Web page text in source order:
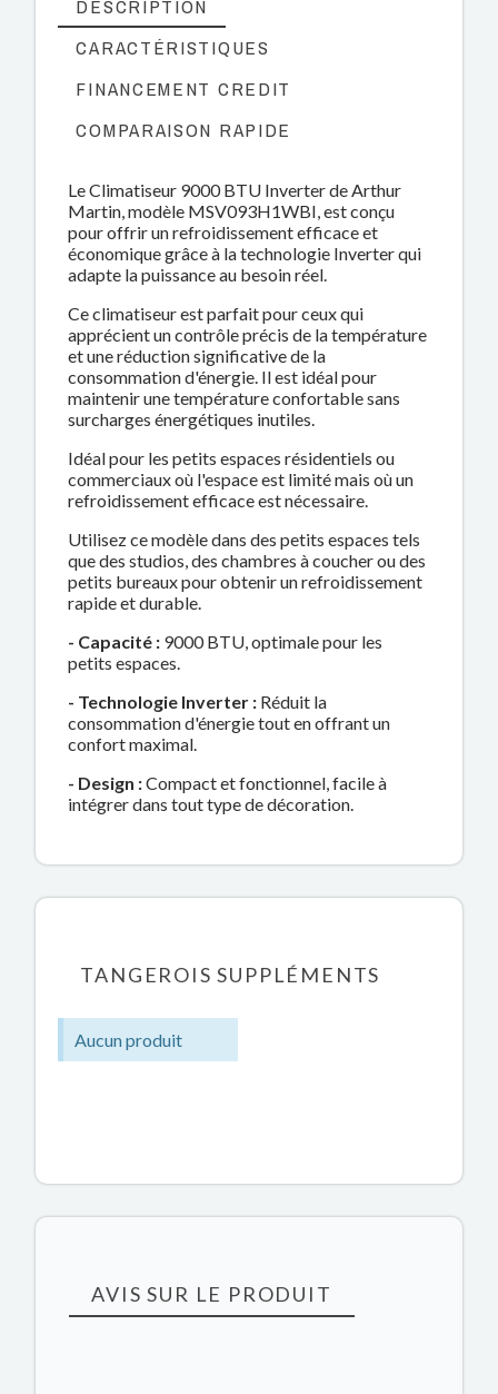
DESCRIPTION
CARACTÉRISTIQUES
FINANCEMENT CREDIT
COMPARAISON RAPIDE
Le Climatiseur 9000 BTU Inverter de Arthur
Martin, modèle MSV093H1WBI, est conçu
pour offrir un refroidissement efficace et
économique grâce à la technologie Inverter qui
adapte la puissance au besoin réel.
Ce climatiseur est parfait pour ceux qui
apprécient un contrôle précis de la température
et une réduction significative de la
consommation d'énergie. Il est idéal pour
maintenir une température confortable sans
surcharges énergétiques inutiles.
Idéal pour les petits espaces résidentiels ou
commerciaux où l'espace est limité mais où un
refroidissement efficace est nécessaire.
Utilisez ce modèle dans des petits espaces tels
que des studios, des chambres à coucher ou des
petits bureaux pour obtenir un refroidissement
rapide et durable.
- Capacité : 9000 BTU, optimale pour les
petits espaces.
- Technologie Inverter : Réduit la
consommation d'énergie tout en offrant un
confort maximal.
- Design :Compact et fonctionnel, facile à
intégrer dans tout type de décoration.
TANGEROIS SUPPLÉMENTS
Aucun produit
AVIS SUR LE PRODUIT